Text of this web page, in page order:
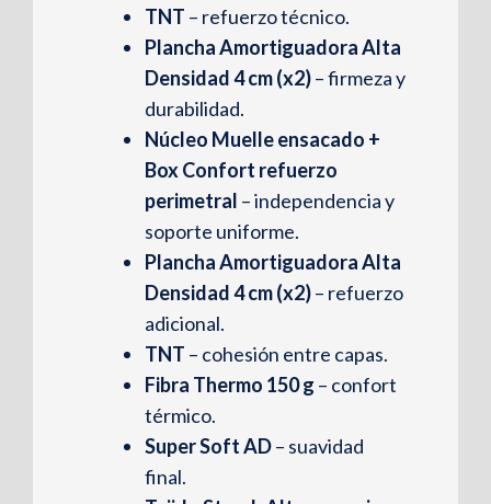
TNT – refuerzo técnico.
Plancha Amortiguadora Alta
Densidad 4 cm (x2)– firmeza y
durabilidad.
Núcleo Muelle ensacado +
Box Confort refuerzo
perimetral – independencia y
soporte uniforme.
Plancha Amortiguadora Alta
Densidad 4 cm (x2)– refuerzo
adicional.
TNT – cohesión entre capas.
Fibra Thermo 150 g – confort
térmico.
Super Soft AD– suavidad
final.